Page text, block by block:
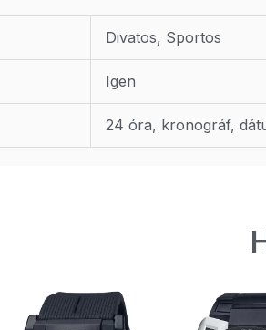
Divatos, Sportos
Igen
24 óra, kronográf,